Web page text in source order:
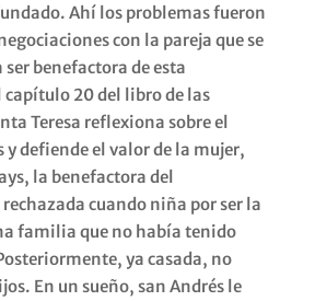
Ahí los problemas fueron
con la pareja que se
benefactora de esta
20 del libro de las
Teresa reflexiona sobre el
y defiende el valor de la mujer,
la benefactora del
cuando niña por ser la
familia que no había tenido
ya casada, no
En un sueño, san Andrés le